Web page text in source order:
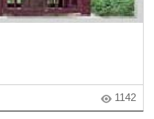
1142